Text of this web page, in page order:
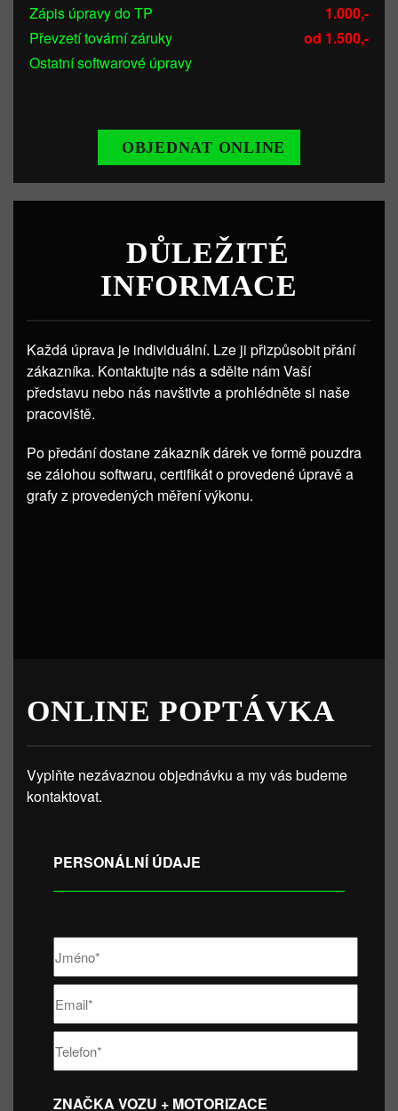
Zápis úpravy do TP
1.000,-
Převzetí tovární záruky
od 1.500,-
Ostatní softwarové úpravy
OBJEDNAT ONLINE
DŮLEŽITÉ
INFORMACE
Každá úprava je individuální. Lze ji přizpůsobit přání
zákazníka. Kontaktujte nás a sdělte nám Vaší
představu nebo nás navštivte a prohlédněte si naše
pracoviště.
Po předání dostane zákazník dárek ve formě pouzdra
se zálohou softwaru, certifikát o provedené úpravě a
grafy z provedených měření výkonu.
ONLINE POPTÁVKA
Vyplňte nezávaznou objednávku a my vás budeme
kontaktovat.
PERSONÁLNÍ ÚDAJE
ZNAČKA VOZU + MOTORIZACE